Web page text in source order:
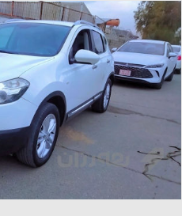
دیاریکراوەکانم
دوا بینراوەکان
چات
دەربارە